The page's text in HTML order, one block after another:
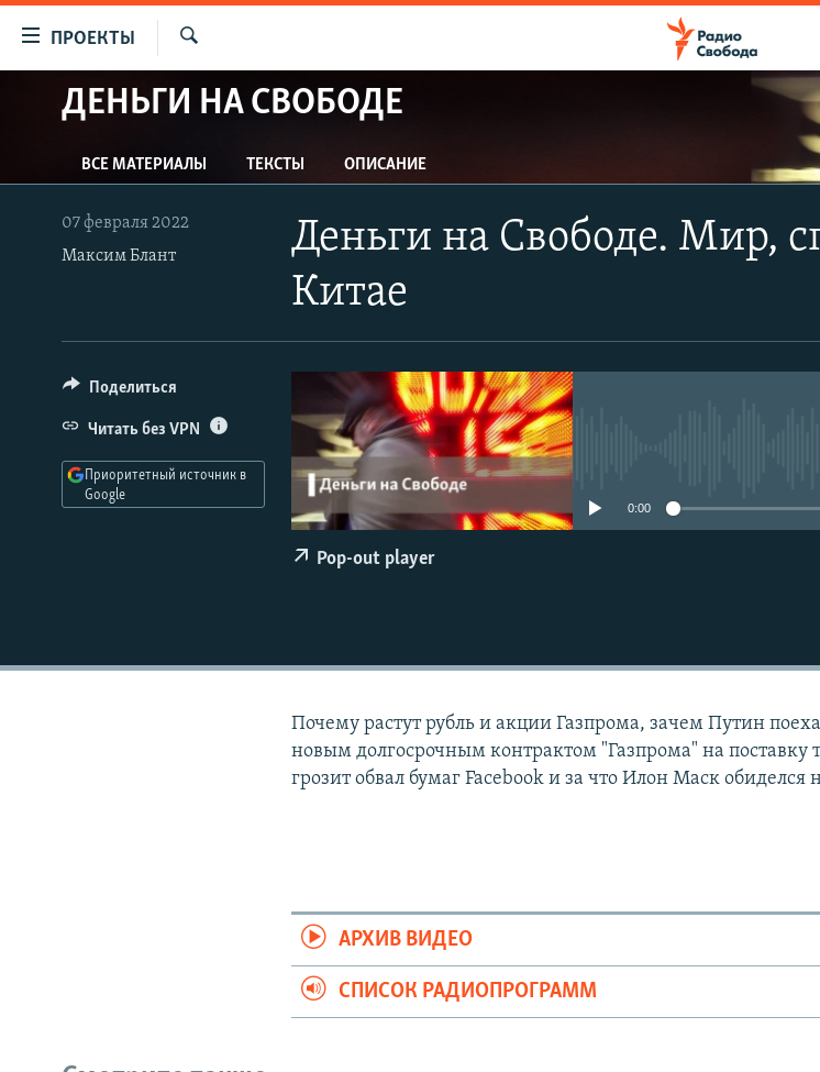
упрощенного
доступа
Вернуться
к
основному
содержанию
Вернутся
ПРОЕКТЫ
ПРОГРАММЫ
АВТОРСКИЕ ПРОЕКТЫ
ЦИТАТЫ СВОБОДЫ
МНЕНИЯ
IDEL.РЕАЛИИ
КАВКАЗ.РЕАЛИИ
СЕВЕР.РЕАЛИИ
СИБИРЬ.РЕАЛИИ
РАСПИСАНИЕ ВЕЩАНИЯ
ДЕНЬГИ НА СВОБОДЕ
ВСЕ МАТЕРИАЛЫ ТЕКСТЫ ОПИСАНИЕ
Деньги на Свободе. Мир,
Китае
07 февраля 2022
Максим Блант
0:00
Pop-out player
Поделиться
Читать без VPN
Приоритетный источник в
Google
Почему растут рубль и акции Газпрома, зачем Путин
новым долгосрочным контрактом "Газпрома" на поставку
грозит обвал бумаг Facebook и за что Илон Маск
АРХИВ ВИДЕО
СПИСОК РАДИОПРОГРАММ